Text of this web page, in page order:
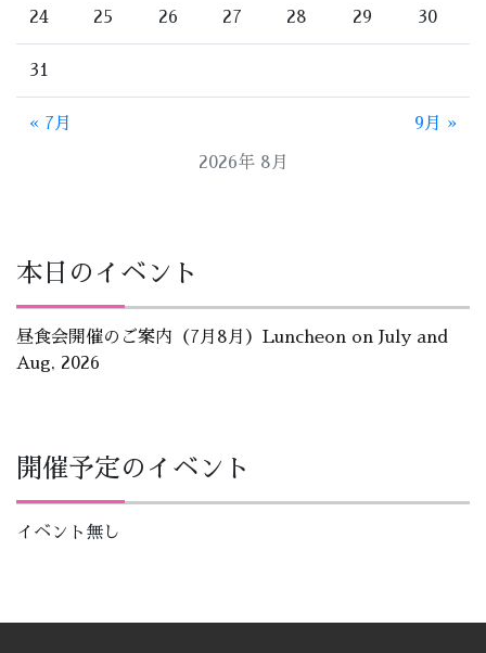
2026年 8月
24 25 26 27 28 29 30
31
« 7月 9月 »
本日のイベント
昼食会開催のご案内（7月8月）Luncheon on July and
Aug, 2026
開催予定のイベント
イベント無し